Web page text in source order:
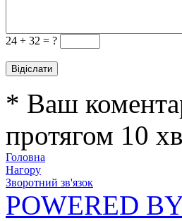
24 + 32 = ?
* Ваш
протягом 10
Головна
Нагору
Зворотний зв'язок
POWERED